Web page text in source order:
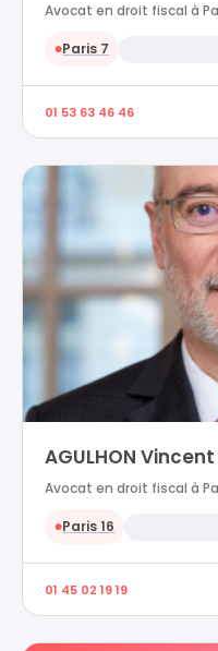
Avocat en droit fiscal à
●Paris 7
01 53 63 46 46
AGULHON Vincent
Avocat en droit fiscal à
●Paris 16
01 45 02 19 19